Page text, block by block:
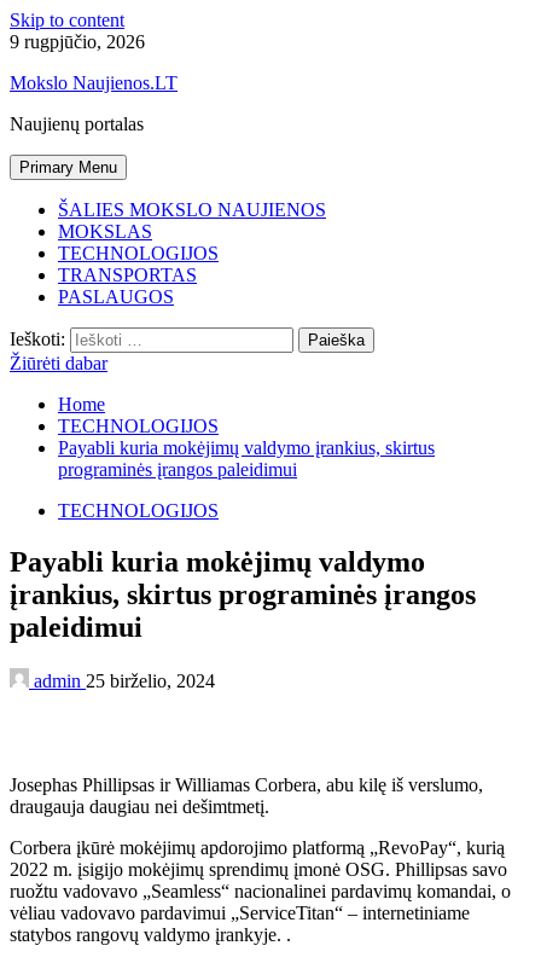
Skip to content
9 rugpjūčio, 2026
Mokslo Naujienos.LT
Naujienų portalas
Primary Menu
ŠALIES MOKSLO NAUJIENOS
MOKSLAS
TECHNOLOGIJOS
TRANSPORTAS
PASLAUGOS
Ieškoti:
Žiūrėti dabar
Home
TECHNOLOGIJOS
Payabli kuria mokėjimų valdymo įrankius, skirtus
programinės įrangos paleidimui
TECHNOLOGIJOS
Payabli kuria mokėjimų valdymo
įrankius, skirtus programinės įrangos
paleidimui
admin 25 birželio, 2024
Josephas Phillipsas ir Williamas Corbera, abu kilę iš verslumo,
draugauja daugiau nei dešimtmetį.
Corbera įkūrė mokėjimų apdorojimo platformą „RevoPay“, kurią
2022 m. įsigijo mokėjimų sprendimų įmonė OSG. Phillipsas savo
ruožtu vadovavo „Seamless“ nacionalinei pardavimų komandai, o
vėliau vadovavo pardavimui „ServiceTitan“ – internetiniame
statybos rangovų valdymo įrankyje. .